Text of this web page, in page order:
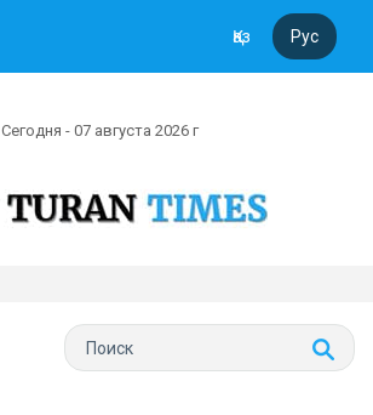
Қаз Рус
Сегодня - 07 августа 2026 г